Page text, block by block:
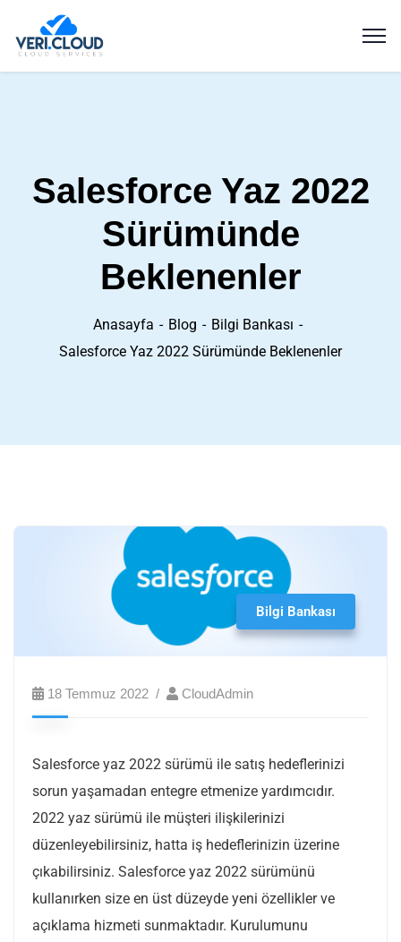
Salesforce Yaz 2022
Sürümünde
Beklenenler
Anasayfa Blog
Bilgi Bankası
Salesforce Yaz 2022 Sürümünde Beklenenler
Bilgi Bankası
18 Temmuz 2022 CloudAdmin
Salesforce yaz 2022 sürümü ile satış hedeflerinizi
sorun yaşamadan entegre etmenize yardımcıdır.
2022 yaz sürümü ile müşteri ilişkilerinizi
düzenleyebilirsiniz, hatta iş hedeflerinizin üzerine
çıkabilirsiniz. Salesforce yaz 2022 sürümünü
kullanırken size en üst düzeyde yeni özellikler ve
açıklama hizmeti sunmaktadır. Kurulumunu